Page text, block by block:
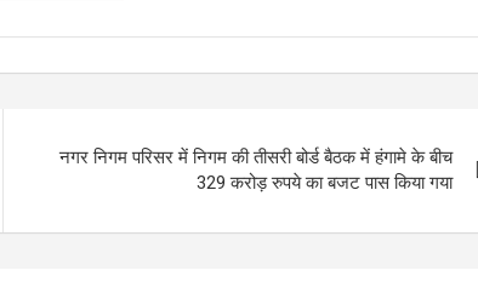
नगर निगम परिसर में निगम की तीसरी बोर्ड बैठक में हंगामे के बीच
329 करोड़ रुपये का बजट पास किया गया